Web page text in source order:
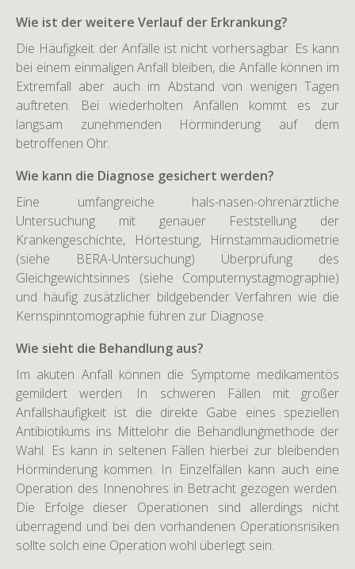
Wie ist der weitere Verlauf der Erkrankung?
Die Häufigkeit der Anfälle ist nicht vorhersagbar. Es kann
bei einem einmaligen Anfall bleiben, die Anfälle können im
Extremfall aber auch im Abstand von wenigen Tagen
auftreten. Bei wiederholten Anfällen kommt es zur
langsam zunehmenden Hörminderung auf dem
betroffenen Ohr.
Wie kann die Diagnose gesichert werden?
Eine umfangreiche hals-nasen-ohrenärztliche
Untersuchung mit genauer Feststellung der
Krankengeschichte, Hörtestung, Hirnstammaudiometrie
(siehe BERA-Untersuchung) Überprüfung des
Gleichgewichtsinnes (siehe Computernystagmographie)
und häufig zusätzlicher bildgebender Verfahren wie die
Kernspinntomographie führen zur Diagnose.
Wie sieht die Behandlung aus?
Im akuten Anfall können die Symptome medikamentös
gemildert werden. In schweren Fällen mit großer
Anfallshäufigkeit ist die direkte Gabe eines speziellen
Antibiotikums ins Mittelohr die Behandlungmethode der
Wahl. Es kann in seltenen Fällen hierbei zur bleibenden
Hörminderung kommen. In Einzelfällen kann auch eine
Operation des Innenohres in Betracht gezogen werden.
Die Erfolge dieser Operationen sind allerdings nicht
überragend und bei den vorhandenen Operationsrisiken
sollte solch eine Operation wohl überlegt sein.